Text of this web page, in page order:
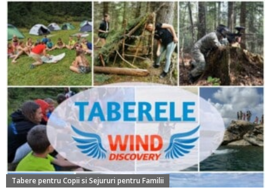
Tabere pentru Copii si Sejururi pentru Familii